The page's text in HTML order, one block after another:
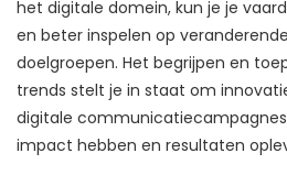
het digitale domein, kun je je
en beter inspelen op
doelgroepen. Het begrijpen en
trends stelt je in staat om
digitale
impact hebben en resultaten